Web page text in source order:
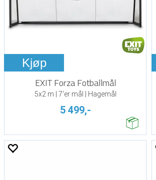
Kjøp
EXIT Forza Fotballmål
5x2 m | 7'er mål | Hagemål
5 499,-